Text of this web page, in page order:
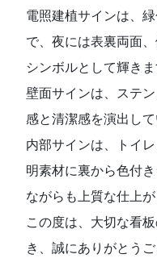
電照建植サインは、
で、夜には表裏両面
シンボルとして輝きま
壁面サインは、ステ
感と清潔感を演出して
内部サインは、トイ
明素材に裏から色付
ながらも上質な仕上が
この度は、大切な看
き、誠にありがとうご